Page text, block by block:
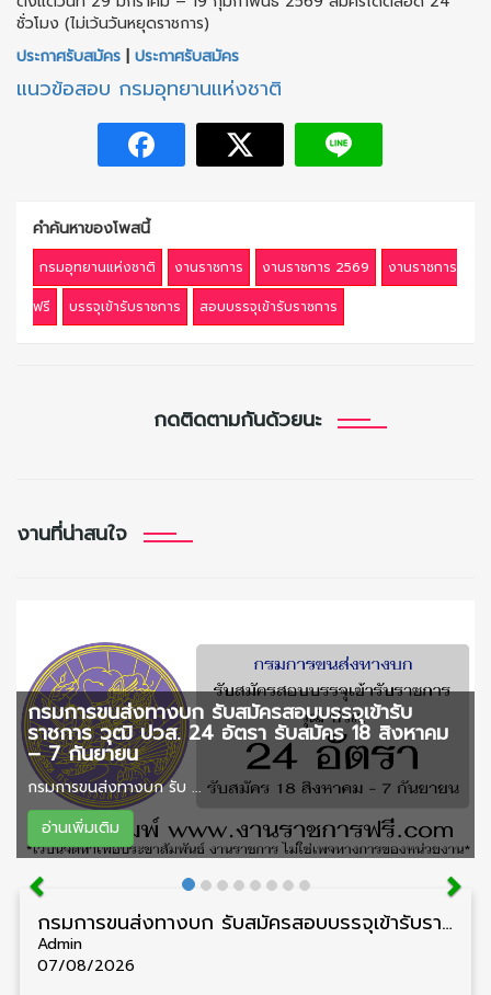
ชั่วโมง (ไม่เว้นวันหยุดราชการ)
ประกาศรับสมัคร
ประกาศรับสมัคร
แนวข้อสอบ กรมอุทยานแห่งชาติ
คำค้นหาของโพสนี้
กรมอุทยานแห่งชาติ งานราชการ งานราชการ 2569
งานราชการ
ฟรี
บรรจุเข้ารับราชการ สอบบรรจุเข้ารับราชการ
กดติดตามกันด้วยนะ
งานที่น่าสนใจ
กรมการขนส่งทางบก รับสมัครสอบบรรจุเข้ารับ
ราชการ วุฒิ ปวส. 24 อัตรา รับสมัคร 18 สิงหาคม
– 7 กันยายน
กรมการขนส่งทางบก รับ ...
อ่านเพิ่มเติม
กรมการขนส่งทางบก รับสมัครสอบบรรจุเข้ารับราชการ วุฒิ ปวส. 24 อัตรา รับสมัคร 18 สิงหาคม – 7 กันยายน
Admin
07/08/2026